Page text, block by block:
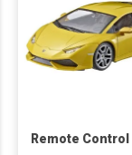
Remote Control